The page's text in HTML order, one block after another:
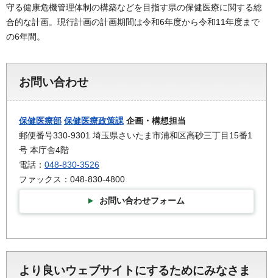
守る健康危機管理体制の構築などを目指す県の保健医療に関する総
合的な計画。現行計画の計画期間は令和6年度から令和11年度まで
の6年間。
お問い合わせ
保健医療部 保健医療政策課 企画・構想担当
郵便番号330-9301 埼玉県さいたま市浦和区高砂三丁目15番1
号 本庁舎4階
電話： 048-830-3526
ファックス：048-830-4800
お問い合わせフォーム
より良いウェブサイトにするためにみなさま